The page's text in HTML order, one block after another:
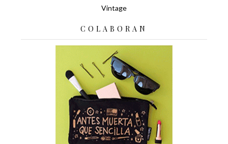
Vintage
COLABORAN